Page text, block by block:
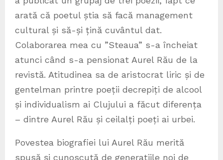
arată că poetul știa să facă management
cultural și să-și țină cuvântul dat.
Colaborarea mea cu ”Steaua” s-a încheiat
atunci când s-a pensionat Aurel Rău de la
revistă. Atitudinea sa de aristocrat liric și de
gentelman printre poeții decrepiți de alcool
și individualism ai Clujului a făcut diferența
– dintre Aurel Rău și ceilalți poeți ai urbei.
Povestea biografiei lui Aurel Rău merită
spusă și cunoscută de generațiile noi de